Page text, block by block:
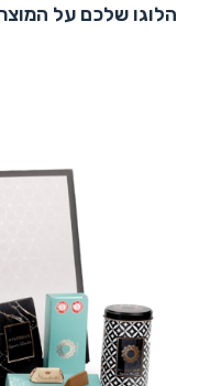
הלוגו שלכם על